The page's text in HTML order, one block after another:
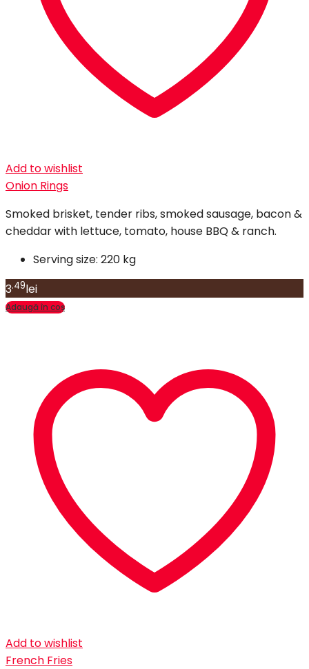
Add to wishlist
Onion Rings
Smoked brisket, tender ribs, smoked sausage, bacon &
cheddar with lettuce, tomato, house BBQ & ranch.
Serving size: 220 kg
3.49lei
Adaugă în coș
Add to wishlist
French Fries